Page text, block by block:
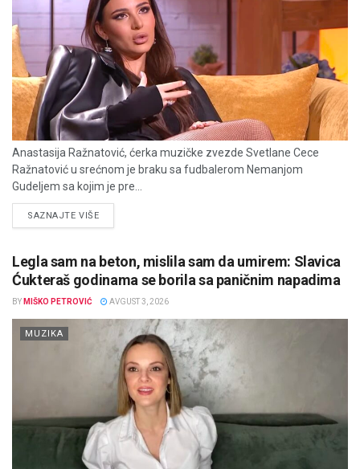
Anastasija Ražnatović, ćerka muzičke zvezde Svetlane Cece
Ražnatović u srećnom je braku sa fudbalerom Nemanjom
Gudeljem sa kojim je pre...
SAZNAJTE VIŠEDETAILS
Legla sam na beton, mislila sam da umirem: Slavica
Ćukteraš godinama se borila sa paničnim napadima
BY MIŠKO PETROVIĆ AVGUST 3, 2026
MUZIKA